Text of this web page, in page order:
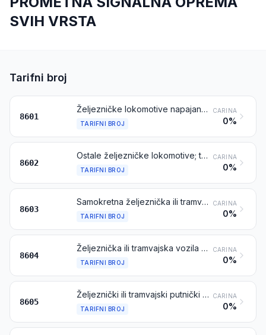
SVIH VRSTA
Tarifni broj
8601
Željezničke lokomotive napajane iz električne mreže ili električnih akumulatora
TARIFNI BROJ
CARINA
0%
8602
Ostale željezničke lokomotive; tenderi lokomotiva
TARIFNI BROJ
CARINA
0%
8603
Samokretna željeznička ili tramvajska putnička i teretna kola, osim onih iz tarifnog broja 8604
TARIFNI BROJ
CARINA
0%
8604
Željeznička ili tramvajska vozila za održavanje ili servisiranje, neovisno jesu li samokretna ili ne (na primjer, vozila-radionice, dizalična vozila, vozila za nabijanje šljunka ili tucanika, ravnanje tračnica i testiranje te pružna nadzorna vozila)
TARIFNI BROJ
CARINA
0%
8605
Željeznički ili tramvajski putnički vagoni, nesamokretni; prtljažni vagoni, poštanski vagoni i drugi željeznički ili tramvajski vagoni za posebne namjene, nesamokretni (osim onih iz tarifnog broja 8604)
TARIFNI BROJ
CARINA
0%